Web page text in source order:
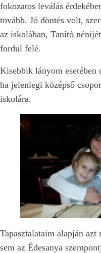
fokozatos leválás
tovább. Jó döntés volt,
az iskolában, Tanító
fordul felé.
Kisebbik lányom esetében
ha jelenlegi középső
iskolára.
Tapasztalataim alapján
sem az Édesanya